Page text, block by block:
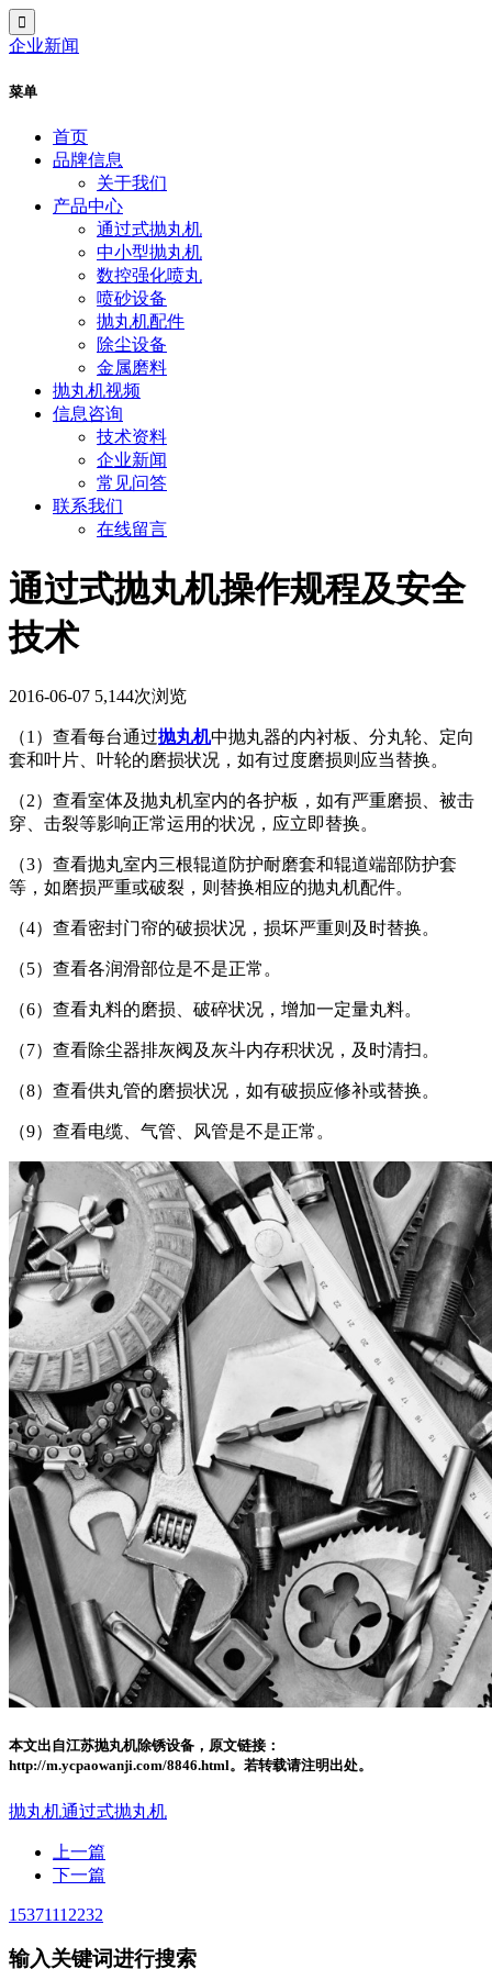
企业新闻
菜单
首页
品牌信息
关于我们
产品中心
通过式抛丸机
中小型抛丸机
数控强化喷丸
喷砂设备
抛丸机配件
除尘设备
金属磨料
抛丸机视频
信息咨询
技术资料
企业新闻
常见问答
联系我们
在线留言
通过式抛丸机操作规程及安全
技术
2016-06-07 5,144次浏览
（1）查看每台通过抛丸机中抛丸器的内衬板、分丸轮、定向
套和叶片、叶轮的磨损状况，如有过度磨损则应当替换。
（2）查看室体及抛丸机室内的各护板，如有严重磨损、被击
穿、击裂等影响正常运用的状况，应立即替换。
（3）查看抛丸室内三根辊道防护耐磨套和辊道端部防护套
等，如磨损严重或破裂，则替换相应的抛丸机配件。
（4）查看密封门帘的破损状况，损坏严重则及时替换。
（5）查看各润滑部位是不是正常。
（6）查看丸料的磨损、破碎状况，增加一定量丸料。
（7）查看除尘器排灰阀及灰斗内存积状况，及时清扫。
（8）查看供丸管的磨损状况，如有破损应修补或替换。
（9）查看电缆、气管、风管是不是正常。
本文出自江苏抛丸机除锈设备，原文链接：
http://m.ycpaowanji.com/8846.html。若转载请注明出处。
抛丸机通过式抛丸机
上一篇
下一篇
15371112232
输入关键词进行搜索